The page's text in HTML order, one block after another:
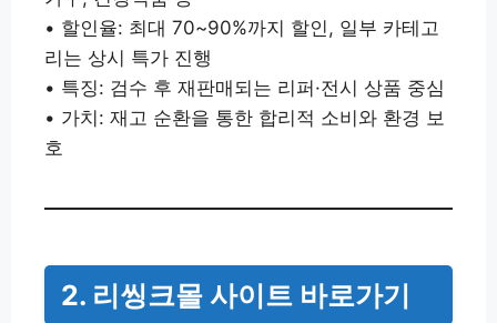
• 할인율: 최대 70~90%까지 할인, 일부 카테고
리는 상시 특가 진행
• 특징: 검수 후 재판매되는 리퍼·전시 상품 중심
• 가치: 재고 순환을 통한 합리적 소비와 환경 보
호
2. 리씽크몰 사이트 바로가기